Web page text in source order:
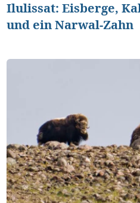
Ilulissat: Eisberge,
und ein Narwal-Zahn